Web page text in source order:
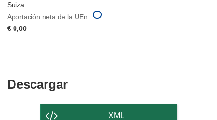
Suiza
Aportación neta de la UEn
€ 0,00
DescargarDescargar
contenido
XML